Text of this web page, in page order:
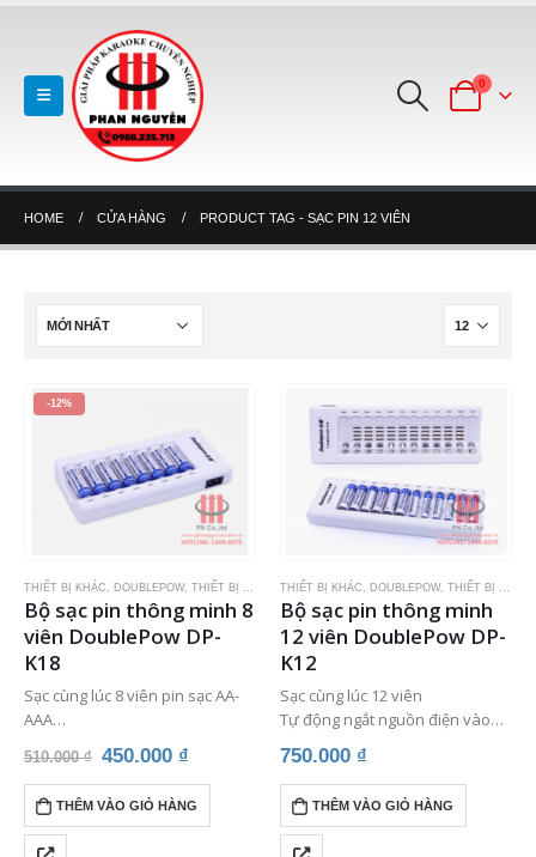
0
HOME CỬA HÀNG PRODUCT TAG - SẠC PIN 12 VIÊN
-12%
THIẾT BỊ KHÁC DOUBLEPOW, THIẾT BỊ KARAOKE
Bộ sạc pin thông minh 8
viên DoublePow DP-
K18
Sạc cùng lúc 8 viên pin sạc AA-
AAA
Tự động ngắt nguồn điện vào
pin khi đã sạc đầy.
Hạn chế tối đa tình trạng chai
pin, giảm chi…
510.000₫ Giá
là:
510.000 ₫.
450.000 ₫Giá
là:
450.000 ₫.
THÊM VÀO GIỎ HÀNG
THIẾT BỊ KHÁC DOUBLEPOW, THIẾT BỊ KARAOKE
Bộ sạc pin thông minh
12 viên DoublePow DP-
K12
Sạc cùng lúc 12 viên
Tự động ngắt nguồn điện vào
pin khi đã sạc đầy.
Hạn chế tối đa tình trạng chai
pin, giảm chi phí thay thế…
750.000 ₫
THÊM VÀO GIỎ HÀNG